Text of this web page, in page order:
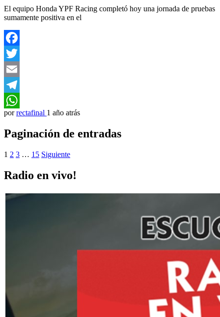
El equipo Honda YPF Racing completó hoy una jornada de pruebas
sumamente positiva en el
Facebook
Twitter
Email
Telegram
WhatsApp
por rectafinal 1 año atrás
Paginación de entradas
1 2 3 … 15 Siguiente
Radio en vivo!